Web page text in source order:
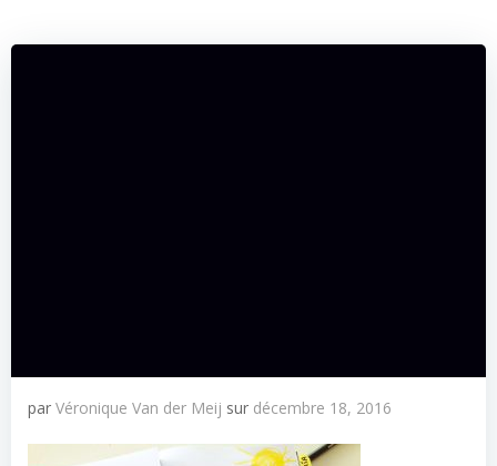
par Véronique Van der Meij sur décembre 18, 2016